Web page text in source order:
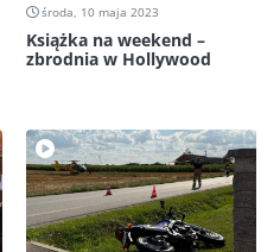
środa, 10 maja 2023
Książka na weekend –
zbrodnia w Hollywood